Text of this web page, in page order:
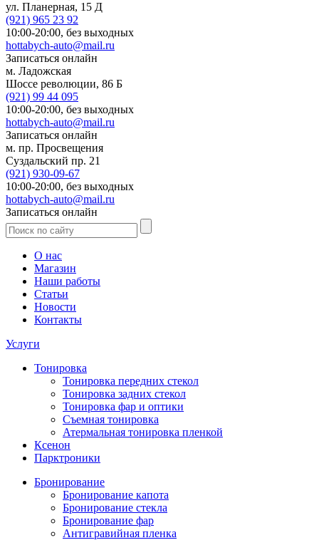
ул. Планерная, 15 Д
(921) 965 23 92
10:00-20:00, без выходных
hottabych-auto@mail.ru
Записаться онлайн
м. Ладожская
Шоссе революции, 86 Б
(921) 99 44 095
10:00-20:00, без выходных
hottabych-auto@mail.ru
Записаться онлайн
м. пр. Просвещения
Суздальский пр. 21
(921) 930-09-67
10:00-20:00, без выходных
hottabych-auto@mail.ru
Записаться онлайн
О нас
Магазин
Наши работы
Статьи
Новости
Контакты
Услуги
Тонировка
Тонировка передних стекол
Тонировка задних стекол
Тонировка фар и оптики
Съемная тонировка
Атермальная тонировка пленкой
Ксенон
Парктроники
Бронирование
Бронирование капота
Бронирование стекла
Бронирование фар
Антигравийная пленка